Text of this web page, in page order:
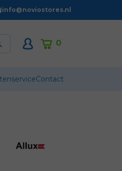
info@noviostores.nl
0
Contact